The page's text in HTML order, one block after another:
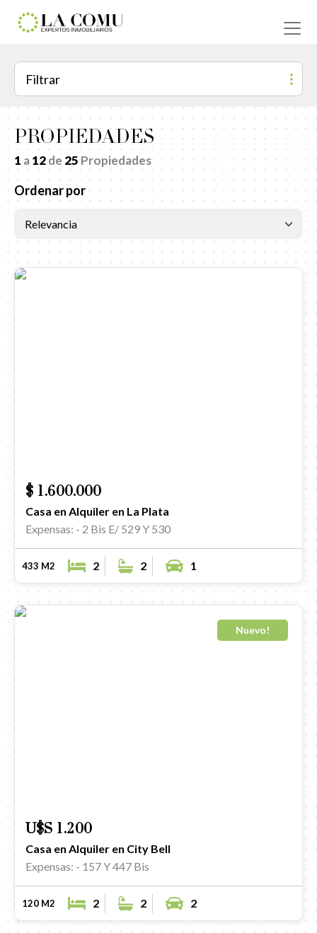
Filtrar
PROPIEDADES
1 a 12de 25Propiedades
Ordenar por
$ 1.600.000
Casa en Alquiler en La Plata
Expensas: - 2 Bis E/ 529 Y 530
433 M2 2 2 1
Nuevo!
U$S 1.200
Casa en Alquiler en City Bell
Expensas: - 157 Y 447 Bis
120 M2 2 2 2